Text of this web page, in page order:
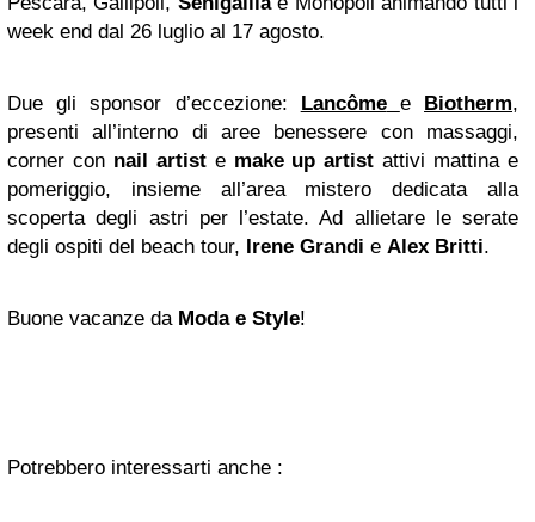
week end dal 26 luglio al 17 agosto.
Due gli sponsor d’eccezione: Lancôme e Biotherm,
presenti all’interno di aree benessere con massaggi,
corner con nail artiste make up artist attivi mattina e
pomeriggio, insieme all’area mistero dedicata alla
scoperta degli astri per l’estate. Ad allietare le serate
degli ospiti del beach tour, Irene Grandi e Alex Britti.
Buone vacanze da Moda e Style!
Potrebbero interessarti anche :